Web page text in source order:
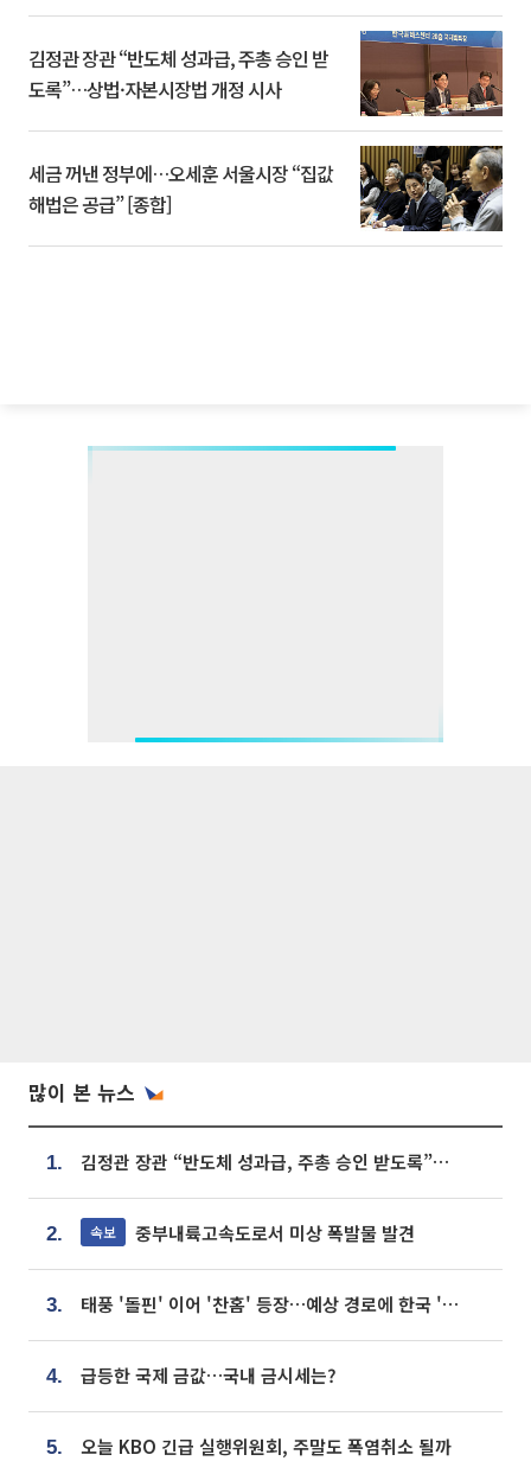
김정관 장관 “반도체 성과급, 주총 승인 받
도록”…상법·자본시장법 개정 시사
세금 꺼낸 정부에…오세훈 서울시장 “집값
해법은 공급” [종합]
많이 본 뉴스
1. 김정관 장관 “반도체 성과급, 주총 승인 받도록”…상법·자본시장법 개정 시사
2. 속보 중부내륙고속도로서 미상 폭발물 발견
3. 태풍 '돌핀' 이어 '찬홈' 등장…예상 경로에 한국 '한숨'
4. 급등한 국제 금값…국내 금시세는?
5. 오늘 KBO 긴급 실행위원회, 주말도 폭염취소 될까